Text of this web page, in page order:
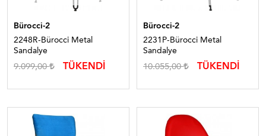
Bürocci-2
2248R-Bürocci Metal
Sandalye
9.099,00 TÜKENDİ
Bürocci-2
2231P-Bürocci Metal
Sandalye
10.055,00 TÜKENDİ